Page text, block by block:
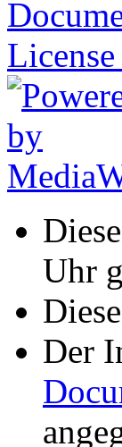
Uhr
Der